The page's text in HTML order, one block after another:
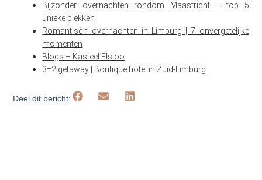
Bijzonder overnachten rondom Maastricht – top 5
unieke plekken
Romantisch overnachten in Limburg | 7 onvergetelijke
momenten
Blogs – Kasteel Elsloo
3=2 getaway | Boutique hotel in Zuid-Limburg
Deel dit bericht: